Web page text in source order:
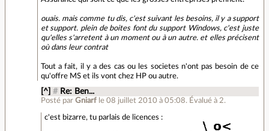
ouais. mais comme tu dis, c'est suivant les besoins, il y a support
et support. plein de boites font du support Windows, c'est juste
qu'elles s'arretent à un moment ou à un autre. et elles précisent
où dans leur contrat
Tout a fait, il y a des cas ou les societes n'ont pas besoin de ce
qu'offre MS et ils vont chez HP ou autre.
[^] # Re: Ben...
Posté parGniarf le 08 juillet 2010 à 05:08. Évalué à 2.
c'est bizarre, tu parlais de licences :